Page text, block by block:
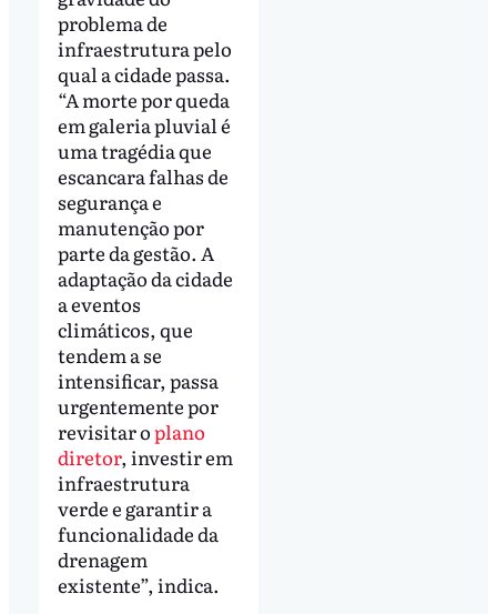
problema de
infraestrutura pelo
qual a cidade passa.
“A morte por queda
em galeria pluvial é
uma tragédia que
escancara falhas de
segurança e
manutenção por
parte da gestão. A
adaptação da cidade
a eventos
climáticos, que
tendem a se
intensificar, passa
urgentemente por
revisitar oplano
diretor, investir em
infraestrutura
verde e garantir a
funcionalidade da
drenagem
existente”, indica.